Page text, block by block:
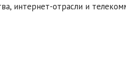
интернет-отрасли и